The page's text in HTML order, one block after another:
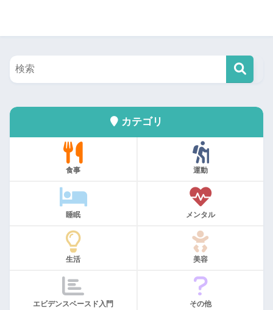
カテゴリ
食事 運動
睡眠 メンタル
生活 美容
エビデンスベースド入門 その他